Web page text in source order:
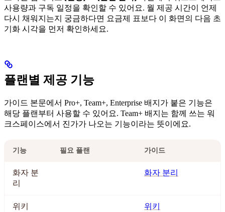
사용량과 구독 일정을 확인할 수 있어요. 월 제공 시간이 언제
다시 채워지는지 궁금하다면 요금제 표보다 이 화면의 다음 초
기화 시각을 먼저 확인하세요.
플랜별 제공 기능
가이드 본문에서 Pro+, Team+, Enterprise 배지가 붙은 기능은
해당 플랜부터 사용할 수 있어요. Team+ 배지는 함께 쓰는 워
크스페이스에서 진가가 나오는 기능이라는 뜻이에요.
기능 필요 플랜 가이드
화자 분
리
화자 분리
위키 위키